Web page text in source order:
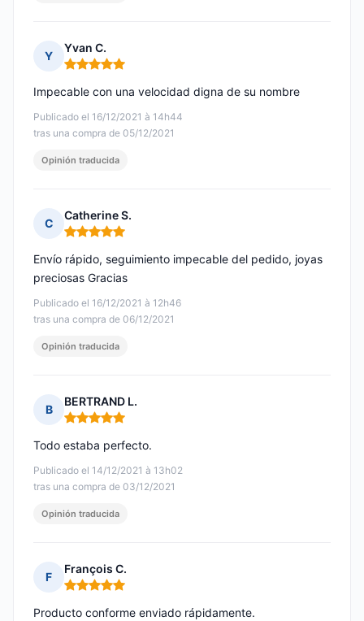
Y
Yvan C.
Nota: 5 de 5
Publicado el 16/12/2021 à 14h44
tras una compra de 05/12/2021
Impecable con una velocidad digna de su nombre
Opinión traducida
C
Catherine S.
Nota: 5 de 5
Publicado el 16/12/2021 à 12h46
tras una compra de 06/12/2021
Envío rápido, seguimiento impecable del pedido, joyas
preciosas Gracias
Opinión traducida
B
BERTRAND L.
Nota: 5 de 5
Publicado el 14/12/2021 à 13h02
tras una compra de 03/12/2021
Todo estaba perfecto.
Opinión traducida
F
François C.
Nota: 5 de 5
Producto conforme enviado rápidamente.